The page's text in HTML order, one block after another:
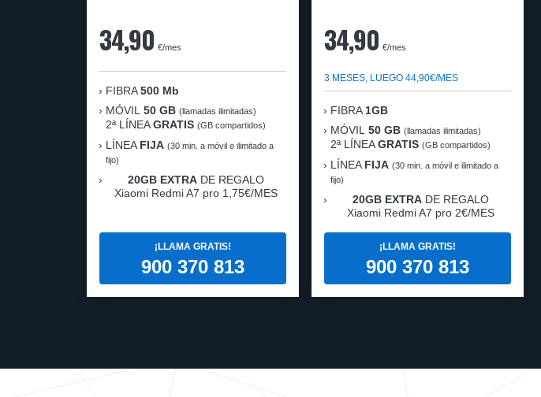
34,90 €/mes
FIBRA 500 Mb
MÓVIL 50 GB (llamadas ilimitadas)
2ª LÍNEAGRATIS (GB compartidos)
LÍNEA FIJA (30 min. a móvil e ilimitado a
fijo)
20GB EXTRA DE REGALO
Xiaomi Redmi A7 pro 1,75€/MES
¡LLAMA GRATIS!
900 370 813
34,90 €/mes
3 MESES, LUEGO 44,90€/MES
FIBRA 1GB
MÓVIL 50 GB (llamadas ilimitadas)
2ª LÍNEAGRATIS (GB compartidos)
LÍNEA FIJA (30 min. a móvil e ilimitado a
fijo)
20GB EXTRA DE REGALO
Xiaomi Redmi A7 pro 2€/MES
¡LLAMA GRATIS!
900 370 813